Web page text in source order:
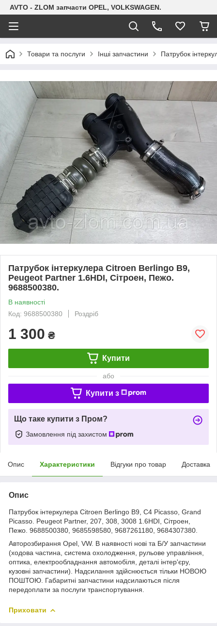
AVTO - ZLOM запчасти OPEL, VOLKSWAGEN.
Товари та послуги Інші запчастини Патрубок
Патрубок інтеркулера Citroen Berlingo B9,
Peugeot Partner 1.6HDI, Сітроен, Пежо.
9688500380.
В наявності
Код: 9688500380
Роздріб
1 300 ₴
Купити
або
Купити з
Що таке купити з Пром?
Замовлення під захистом
Опис Характеристики Відгуки про товар Доставка
Опис
Патрубок інтеркулера Citroen Berlingo B9, C4 Picasso, Grand
Picasso. Peugeot Partner, 207, 308, 3008 1.6HDI, Сітроен,
Пежо. 9688500380, 9685598580, 9687261180, 9684307380.
Авторозбирання Opel, VW. В наявності нові та Б/У запчастини
(ходова частина, система охолодження, рульове управління,
оптика, електрообладнання автомобіля, деталі інтер'єру,
кузовні запчастини). Надсилання здійснюється тільки НОВОЮ
ПОШТОЮ. Габаритні запчастини надсилаються після
передоплати за послуги транспортування.
Приховати